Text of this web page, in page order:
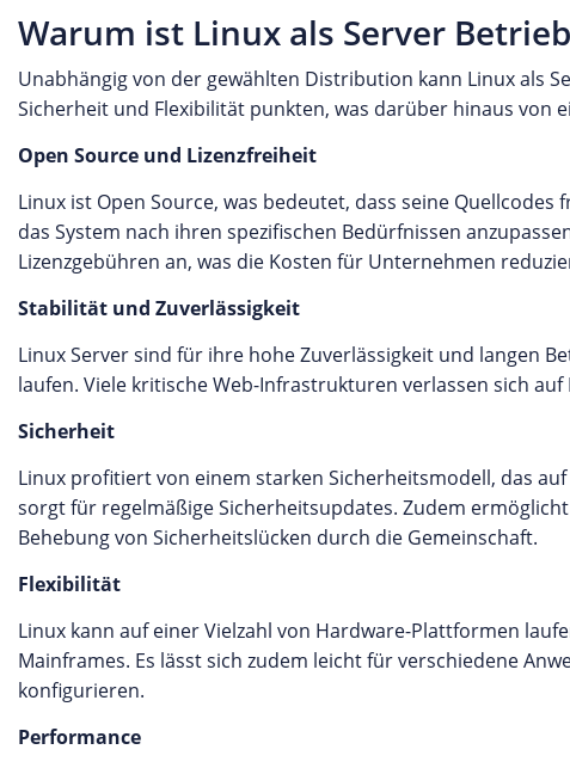
Warum ist Linux als Server
Unabhängig von der gewählten Distribution kann Linux als
Sicherheit und Flexibilität punkten, was darüber hinaus von
Open Source und Lizenzfreiheit
Linux ist Open Source, was bedeutet, dass seine
das System nach ihren spezifischen Bedürfnissen
Lizenzgebühren an, was die Kosten für Unternehmen
Stabilität und Zuverlässigkeit
Linux Server sind für ihre hohe Zuverlässigkeit und langen
laufen. Viele kritische Web-Infrastrukturen verlassen sich
Sicherheit
Linux profitiert von einem starken Sicherheitsmodell, das
sorgt für regelmäßige Sicherheitsupdates. Zudem
Behebung von Sicherheitslücken durch die Gemeinschaft.
Flexibilität
Linux kann auf einer Vielzahl von Hardware-Plattformen
Mainframes. Es lässt sich zudem leicht für verschiedene
konfigurieren.
Performance